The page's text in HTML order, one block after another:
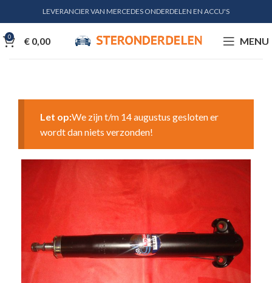
LEVERANCIER VAN MERCEDES ONDERDELEN EN ACCU'S
0 € 0,00 MENU
Let op:We zijn t/m 14 augustus gesloten er
wordt dan niets verzonden!